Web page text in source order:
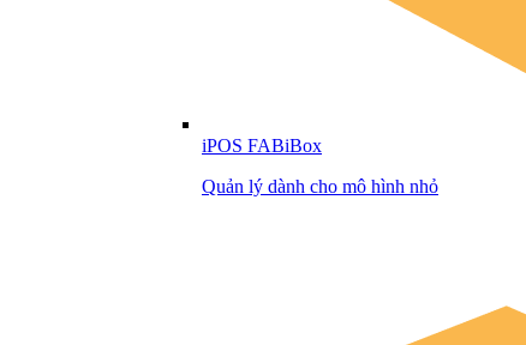
iPOS FABiBox
Quản lý dành cho mô hình nhỏ